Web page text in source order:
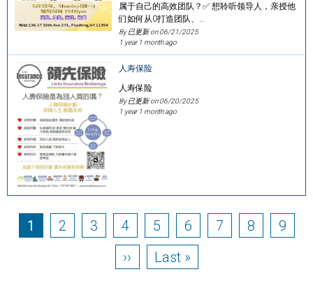
属于自己的高效团队？✅ 想聆听领导人，亲授他
们如何从0打造团队、…
By 已更新 on06/21/2025
1 year 1 month ago
人寿保险
人寿保险
By 已更新 on06/20/2025
1 year 1 month ago
Pagination
Page
1 Page
2 Page
3 Page
4 Page
5 Page
6 Page
7 Page
8 Page
9
Next page
›› Last page
Last »